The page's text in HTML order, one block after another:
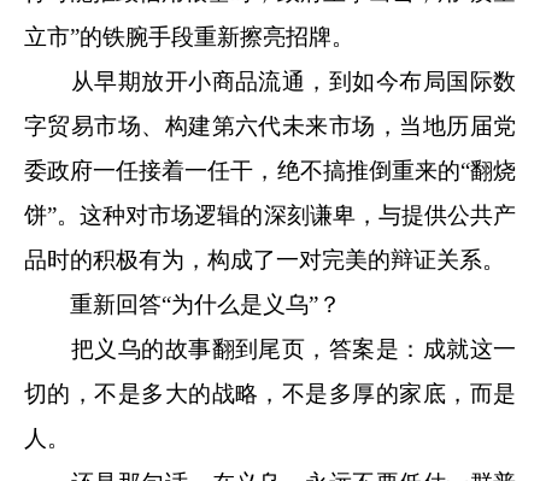
立市”的铁腕手段重新擦亮招牌。
从早期放开小商品流通，到如今布局国际数
字贸易市场、构建第六代未来市场，当地历届党
委政府一任接着一任干，绝不搞推倒重来的“翻烧
饼”。这种对市场逻辑的深刻谦卑，与提供公共产
品时的积极有为，构成了一对完美的辩证关系。
重新回答“为什么是义乌”？
把义乌的故事翻到尾页，答案是：成就这一
切的，不是多大的战略，不是多厚的家底，而是
人。